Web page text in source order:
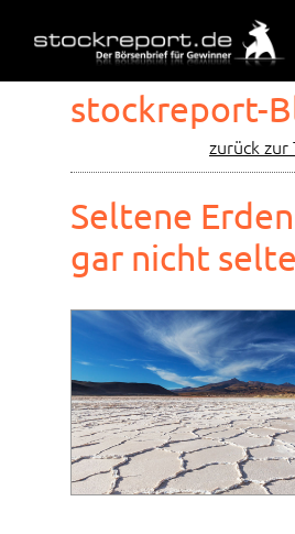
stockreport-
zurück
Seltene
gar nicht